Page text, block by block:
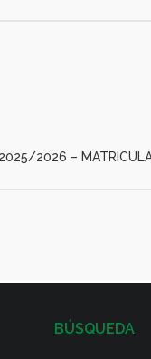
2026 –
BÚSQUEDA